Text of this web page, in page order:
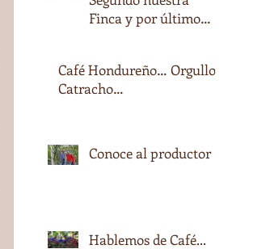
Finca y por último
Café Hondureño… Orgullo
Catracho…
Conoce al productor
Hablemos de Café...